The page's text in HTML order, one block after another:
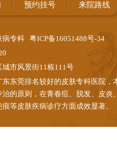
预约挂号 来院路线
病专科
粤ICP备16051488号-34
市风景街11栋111号
东东莞排名较好的皮肤专科医院，
的原则，在青春痘、脱发、皮炎、
等皮肤疾病诊疗方面成效显著。